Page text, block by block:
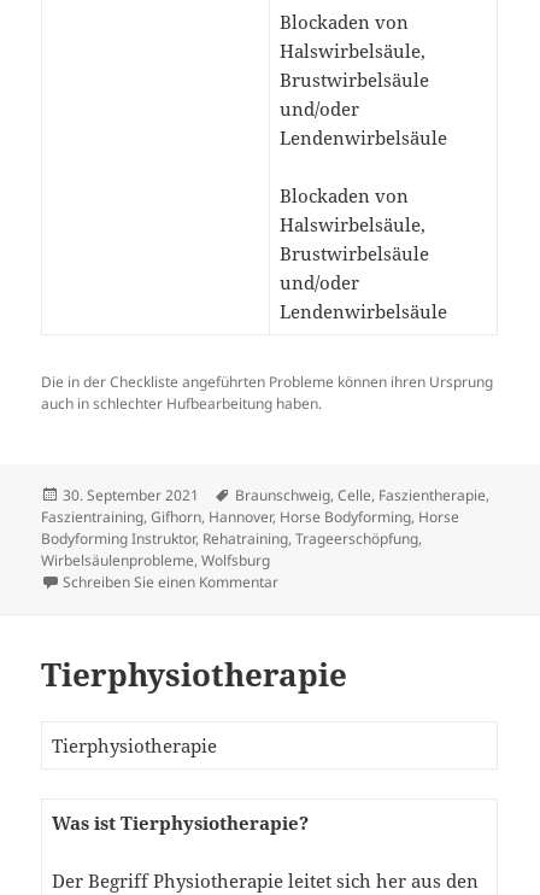
Blockaden von
Halswirbelsäule,
Brustwirbelsäule
und/oder
Lendenwirbelsäule
Blockaden von
Halswirbelsäule,
Brustwirbelsäule
und/oder
Lendenwirbelsäule
Die in der Checkliste angeführten Probleme können ihren Ursprung
auch in schlechter Hufbearbeitung haben.
Veröffentlicht
am
30. September 2021 Schlagwörter
Braunschweig,Celle, Faszientherapie,
Faszientraining,Gifhorn, Hannover, Horse Bodyforming, Horse
Bodyforming Instruktor, Rehatraining,Trageerschöpfung,
Wirbelsäulenprobleme,Wolfsburg
Schreiben Sie einen Kommentarzu Wirbelsäulenprobleme erkennen
Tierphysiotherapie
Tierphysiotherapie
Was ist Tierphysiotherapie?
Der Begriff Physiotherapie leitet sich her aus den